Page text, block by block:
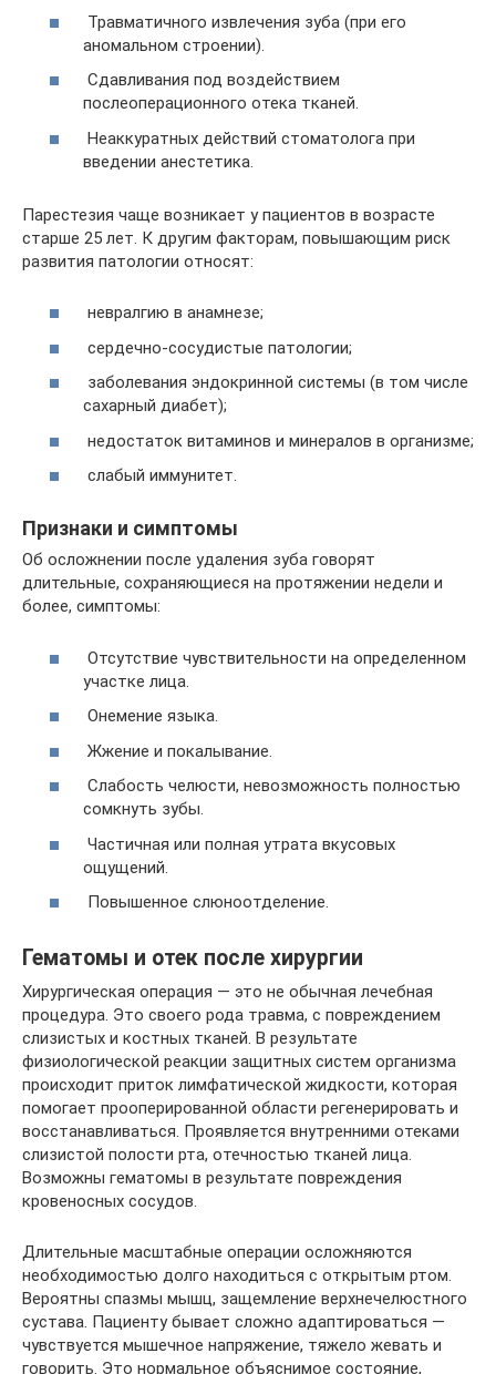
Травматичного извлечения зуба (при его
аномальном строении).
Сдавливания под воздействием
послеоперационного отека тканей.
Неаккуратных действий стоматолога при
введении анестетика.
Парестезия чаще возникает у пациентов в возрасте
старше 25 лет. К другим факторам, повышающим риск
развития патологии относят:
невралгию в анамнезе;
сердечно-сосудистые патологии;
заболевания эндокринной системы (в том числе
сахарный диабет);
недостаток витаминов и минералов в организме;
слабый иммунитет.
Признаки и симптомы
Об осложнении после удаления зуба говорят
длительные, сохраняющиеся на протяжении недели и
более, симптомы:
Отсутствие чувствительности на определенном
участке лица.
Онемение языка.
Жжение и покалывание.
Слабость челюсти, невозможность полностью
сомкнуть зубы.
Частичная или полная утрата вкусовых
ощущений.
Повышенное слюноотделение.
Гематомы и отек после хирургии
Хирургическая операция — это не обычная лечебная
процедура. Это своего рода травма, с повреждением
слизистых и костных тканей. В результате
физиологической реакции защитных систем организма
происходит приток лимфатической жидкости, которая
помогает прооперированной области регенерировать и
восстанавливаться. Проявляется внутренними отеками
слизистой полости рта, отечностью тканей лица.
Возможны гематомы в результате повреждения
кровеносных сосудов.
Длительные масштабные операции осложняются
необходимостью долго находиться с открытым ртом.
Вероятны спазмы мышц, защемление верхнечелюстного
сустава. Пациенту бывает сложно адаптироваться —
чувствуется мышечное напряжение, тяжело жевать и
говорить. Это нормальное объяснимое состояние,